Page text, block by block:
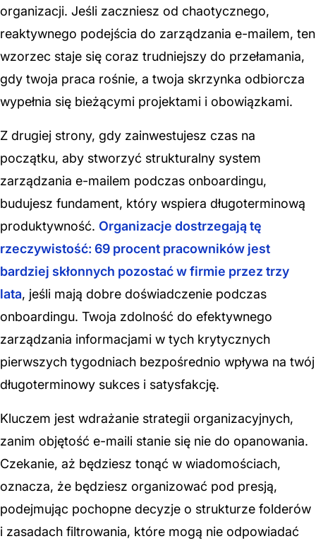
organizacji. Jeśli zaczniesz od chaotycznego,
reaktywnego podejścia do zarządzania e-mailem, ten
wzorzec staje się coraz trudniejszy do przełamania,
gdy twoja praca rośnie, a twoja skrzynka odbiorcza
wypełnia się bieżącymi projektami i obowiązkami.
Z drugiej strony, gdy zainwestujesz czas na
początku, aby stworzyć strukturalny system
zarządzania e-mailem podczas onboardingu,
budujesz fundament, który wspiera długoterminową
produktywność. Organizacje dostrzegają tę
rzeczywistość: 69 procent pracowników jest
bardziej skłonnych pozostać w firmie przez trzy
lata, jeśli mają dobre doświadczenie podczas
onboardingu. Twoja zdolność do efektywnego
zarządzania informacjami w tych krytycznych
pierwszych tygodniach bezpośrednio wpływa na twój
długoterminowy sukces i satysfakcję.
Kluczem jest wdrażanie strategii organizacyjnych,
zanim objętość e-maili stanie się nie do opanowania.
Czekanie, aż będziesz tonąć w wiadomościach,
oznacza, że będziesz organizować pod presją,
podejmując pochopne decyzje o strukturze folderów
i zasadach filtrowania, które mogą nie odpowiadać